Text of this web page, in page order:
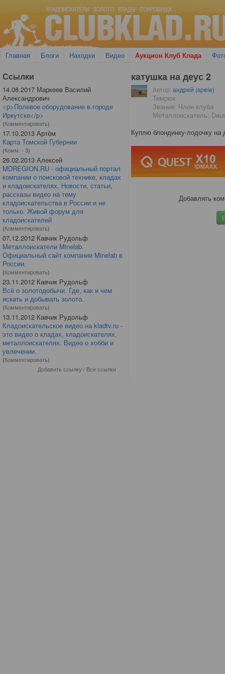
Главная Блоги Находки Видео Аукцион Клуб Клада
катушка на деус 2
Автор: андрей (spele)
Темрюк
Звание: Член клуба
Металлоискатель:
Куплю блондинку-лодочку
Добавлять
Ссылки
14.08.2017 Маркеев Василий
Александрович
<p>Полевое оборудование в городе
Иркутске</p>
(Комментировать)
17.10.2013 Артём
Карта Томской Губернии
(Комм. - 3)
26.02.2013 Алексей
MDREGION.RU - официальный портал
компании о поисковой технике, кладах
и кладоискателях. Новости, статьи,
рассказы видео на тему
кладоискательства в России и не
только. Живой форум для
кладоискателей
(Комментировать)
07.12.2012 Кавчик Рудольф
Металлоискатели Minelab.
Официальный сайт компании Minelab в
России.
(Комментировать)
23.11.2012 Кавчик Рудольф
Всё о золотодобычи. Где, как и чем
искать и добывать золото.
(Комментировать)
13.11.2012 Кавчик Рудольф
Кладоискательское видео на kladtv.ru -
это видео о кладах, кладоискателях,
металлоискателях. Видео о хобби и
увлечении.
(Комментировать)
Добавить ссылку / Все ссылки